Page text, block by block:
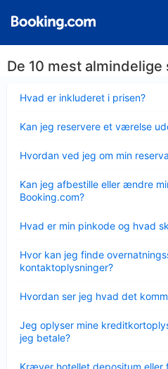
De 10 mest almindelige
Hvad er inkluderet i prisen?
Kan jeg reservere et værelse
Hvordan ved jeg om min
Kan jeg afbestille eller ændre
Booking.com?
Hvad er min pinkode og hvad
Hvor kan jeg finde
kontaktoplysninger?
Hvordan ser jeg hvad det
Jeg oplyser mine
jeg betale?
Kræver hotellet depositum eller